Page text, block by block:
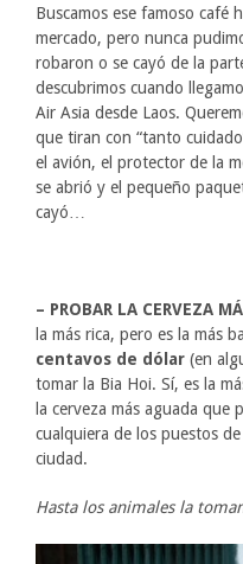
Buscamos ese famoso café
mercado, pero nunca
robaron o se cayó de la
descubrimos cuando
Air Asia desde Laos.
que tiran con “tanto
el avión, el protector de la
se abrió y el pequeño
cayó…
– PROBAR LA CERVEZA
la más rica, pero es la más
centavos de dólar (en
tomar la Bia Hoi. Sí, es la
la cerveza más aguada que
cualquiera de los puestos
ciudad.
Hasta los animales la